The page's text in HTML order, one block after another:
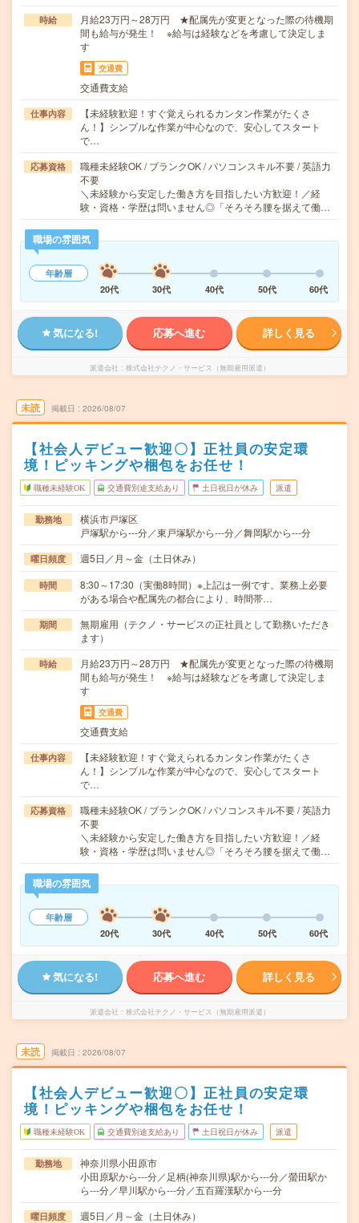
時給
月給23万円～28万円 ★配属先が変更となった際の待機期
間も給与が発生！ ※給与は経験などを考慮して決定しま
す
交通費
交通費支給
仕事内容
【未経験歓迎！すぐ覚えられるカンタン作業がたくさ
ん！】シンプルな作業が中心なので、安心してスタート
で…
応募資格
職種未経験OK / ブランクOK / パソコンスキル不要 / 英語力
不要
＼未経験から安定した働き方を目指したい方歓迎！／経
験・資格・学歴は問いません◎「そろそろ腰を据えて働…
職場の雰囲気
年齢層
20代
30代 40代 50代 60代
気になる! 応募へ進む 詳しく見る
派遣会社 株式会社テクノ・サービス（無期雇用派遣）
未読 掲載日 2026/08/07
【社会人デビュー歓迎〇】正社員の安定環
境！ピッキングや梱包をお任せ！
職種未経験OK 交通費別途支給あり 土日祝日が休み 派遣
勤務地
横浜市戸塚区
戸塚駅から---分／東戸塚駅から---分／舞岡駅から---分
曜日頻度 週5日／月～金（土日休み）
時間
8:30～17:30（実働8時間）※上記は一例です。業務上必要
がある場合や配属先の都合により、時間帯…
期間
無期雇用（テクノ・サービスの正社員として勤務いただき
ます）
時給
月給23万円～28万円 ★配属先が変更となった際の待機期
間も給与が発生！ ※給与は経験などを考慮して決定しま
す
交通費
交通費支給
仕事内容
【未経験歓迎！すぐ覚えられるカンタン作業がたくさ
ん！】シンプルな作業が中心なので、安心してスタート
で…
応募資格
職種未経験OK / ブランクOK / パソコンスキル不要 / 英語力
不要
＼未経験から安定した働き方を目指したい方歓迎！／経
験・資格・学歴は問いません◎「そろそろ腰を据えて働…
職場の雰囲気
年齢層
20代
30代 40代 50代 60代
気になる! 応募へ進む 詳しく見る
派遣会社 株式会社テクノ・サービス（無期雇用派遣）
未読 掲載日 2026/08/07
【社会人デビュー歓迎〇】正社員の安定環
境！ピッキングや梱包をお任せ！
職種未経験OK 交通費別途支給あり 土日祝日が休み 派遣
勤務地
神奈川県小田原市
小田原駅から---分／足柄(神奈川県)駅から---分／螢田駅か
ら---分／早川駅から---分／五百羅漢駅から---分
曜日頻度 週5日／月～金（土日休み）